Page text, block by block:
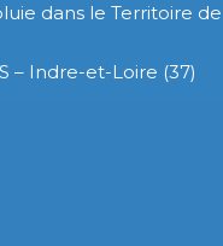
dans le Territoire de
– Indre-et-Loire (37)